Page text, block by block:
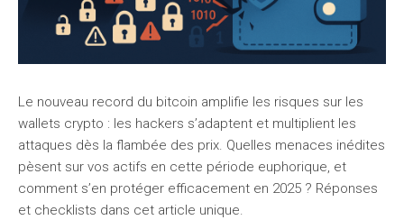
Le nouveau record du bitcoin amplifie les risques sur les
wallets crypto : les hackers s’adaptent et multiplient les
attaques dès la flambée des prix. Quelles menaces inédites
pèsent sur vos actifs en cette période euphorique, et
comment s’en protéger efficacement en 2025 ? Réponses
et checklists dans cet article unique.